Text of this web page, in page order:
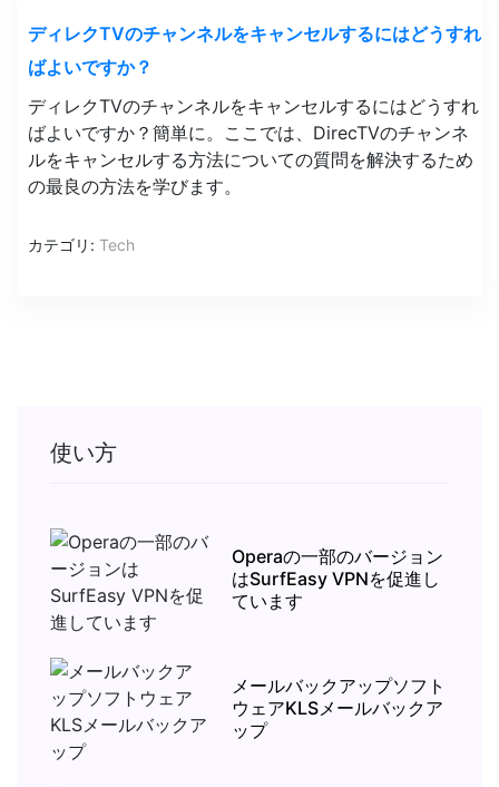
ディレクTVのチャンネルをキャンセルするにはどうすれ
ばよいですか？
ディレクTVのチャンネルをキャンセルするにはどうすれ
ばよいですか？簡単に。ここでは、DirecTVのチャンネ
ルをキャンセルする方法についての質問を解決するため
の最良の方法を学びます。
カテゴリ: Tech
使い方
Operaの一部のバージョン
はSurfEasy VPNを促進し
ています
メールバックアップソフト
ウェアKLSメールバックア
ップ